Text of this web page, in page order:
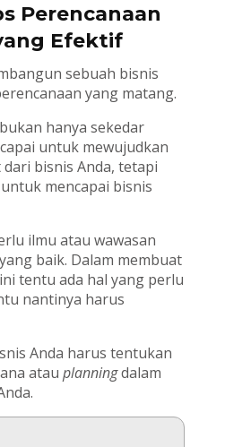
Perencanaan
Efektif
sebuah bisnis
yang matang.
hanya sekedar
untuk mewujudkan
bisnis Anda, tetapi
mencapai bisnis
ilmu atau wawasan
baik. Dalam membuat
tentu ada hal yang perlu
nantinya harus
Anda harus tentukan
atau planningdalam